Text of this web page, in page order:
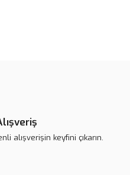
alışverişin keyfini çıkarın.